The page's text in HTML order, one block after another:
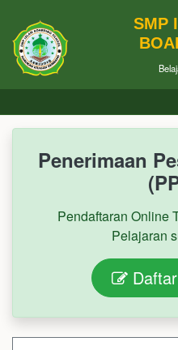
SMP
Penerimaan
Pendaftaran Online
Pelajaran